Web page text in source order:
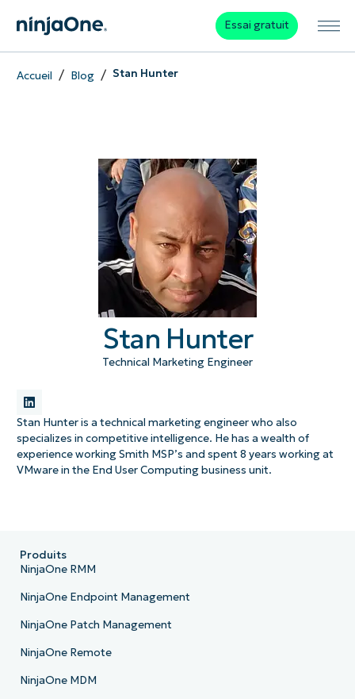
Essai gratuit
Accueil / Blog/ Stan Hunter
Stan Hunter
Technical Marketing Engineer
Stan Hunter is a technical marketing engineer who also
specializes in competitive intelligence. He has a wealth of
experience working Smith MSP’s and spent 8 years working at
VMware in the End User Computing business unit.
Produits
NinjaOne RMM
NinjaOne Endpoint Management
NinjaOne Patch Management
NinjaOne Remote
NinjaOne MDM